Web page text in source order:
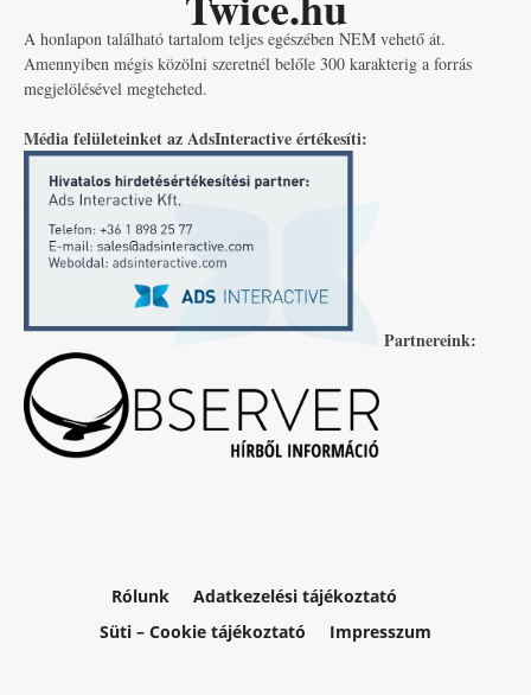
A honlapon található tartalom teljes egészében NEM vehető át.
Amennyiben mégis közölni szeretnél belőle 300 karakterig a forrás
megjelölésével megteheted.
Média felületeinket az AdsInteractive értékesíti:
Partnereink:
Rólunk
Adatkezelési tájékoztató
Süti – Cookie tájékoztató
Impresszum